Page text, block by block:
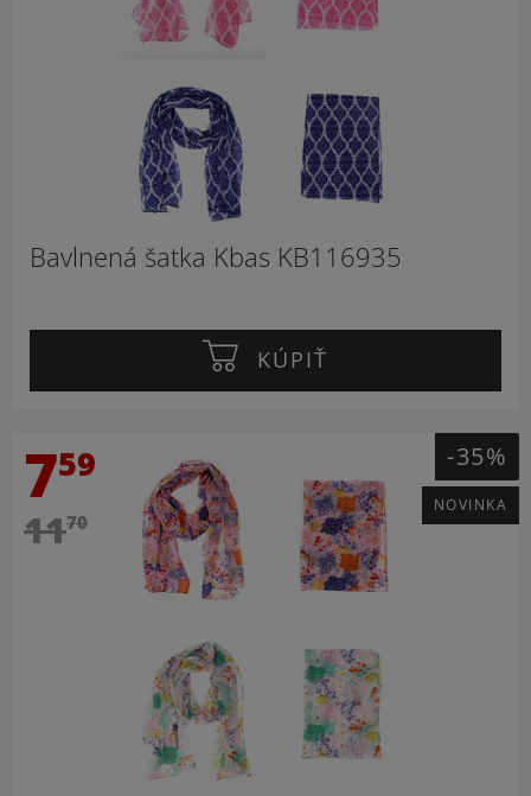
Bavlnená šatka Kbas KB116935
KÚPIŤ
759
1170
-35%
NOVINKA